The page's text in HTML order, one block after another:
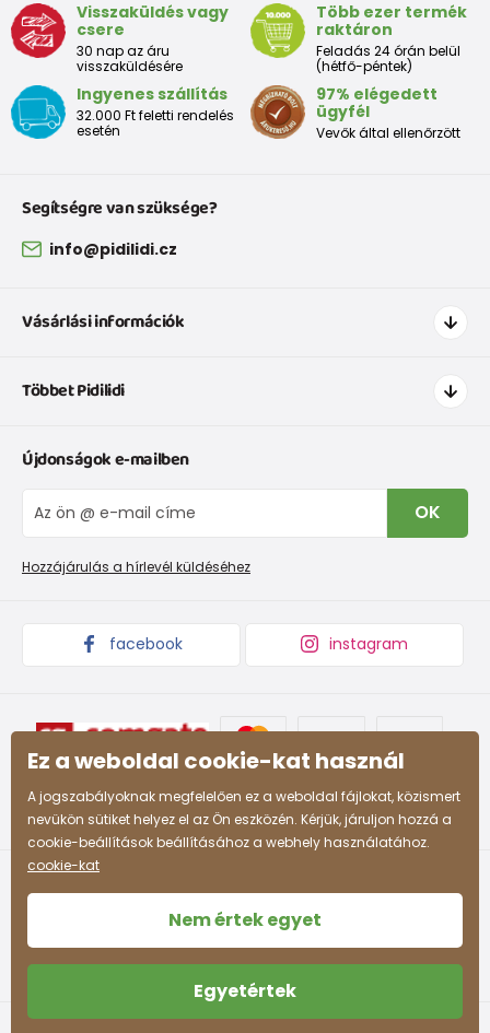
Visszaküldés vagy
csere
30 nap az áru
visszaküldésére
Több ezer termék
raktáron
Feladás 24 órán belül
(hétfő-péntek)
Ingyenes szállítás
32.000 Ft feletti rendelés
esetén
97% elégedett
ügyfél
Vevők által ellenőrzött
Segítségre van szüksége?
info@pidilidi.cz
Vásárlási információk
Szállítás és fizetés
Cipőmérettáblázat
IVisszaküldések és reklamációk
Panaszkezelési eljárás
Többet Pidilidi
Rólunk
Blog
Nagykereskedelem PiDiLiDi
Áruk begyűjtése
Újdonságok e-mailben
OK
Hozzájárulás a hírlevél küldéséhez
facebook instagram
Ez a weboldal cookie-kat használ
A jogszabályoknak megfelelően ez a weboldal fájlokat, közismert
nevükön sütiket helyez el az Ön eszközén. Kérjük, járuljon hozzá a
cookie-beállítások beállításához a webhely használatához.
cookie-kat
Nem értek egyet
Egyetértek